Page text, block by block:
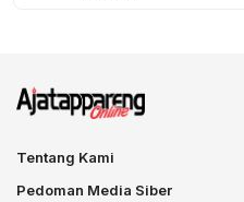
Tentang Kami
Pedoman Media Siber